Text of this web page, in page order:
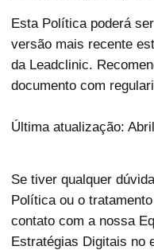
Esta Política poderá
versão mais recente
da Leadclinic.
documento com
Última atualização:
Se tiver qualquer
Política ou o
contato com a nossa
Estratégias Digitais no